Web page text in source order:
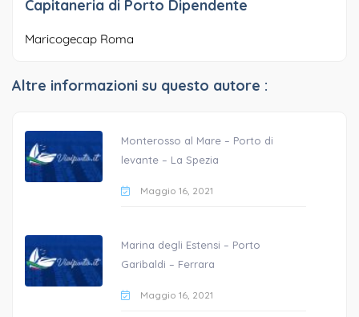
Capitaneria di Porto Dipendente
Maricogecap Roma
Altre informazioni su questo autore :
Monterosso al Mare – Porto di
levante – La Spezia
Maggio 16, 2021
Marina degli Estensi – Porto
Garibaldi – Ferrara
Maggio 16, 2021